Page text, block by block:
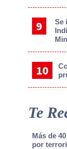
Se
Te
Más de
por